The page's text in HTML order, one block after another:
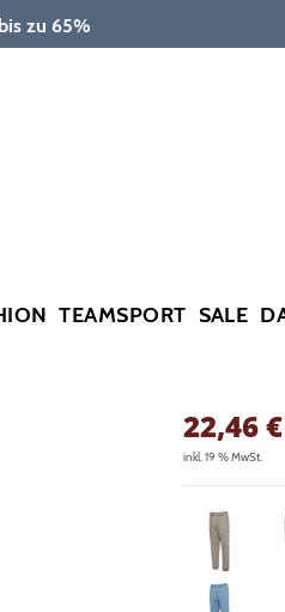
zu 65%
TEAMSPORT SALE
22,46€
inkl. 19 % MwSt.